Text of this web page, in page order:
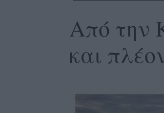
Από την
και